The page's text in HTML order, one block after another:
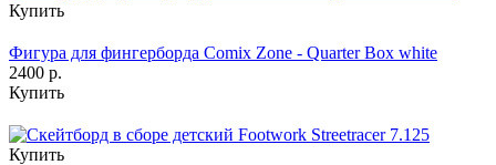
Купить
Фигура для фингерборда Comix Zone - Quarter Box white
2400 р.
Купить
Купить